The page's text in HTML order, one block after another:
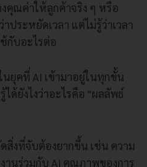
คุณค่าให้ลูกค้าจริง ๆ หรือ
ประหยัดเวลา แต่ไม่รู้ว่าเวลา
กับอะไรต่อ
ยุคที่ AI เข้ามาอยู่ในทุกขั้น
ได้ยังไงว่าอะไรคือ "ผลลัพธ์
สิ่งที่จับต้องยากขึ้น เช่น ความ
นร่วมกับ AI คุณภาพของการ